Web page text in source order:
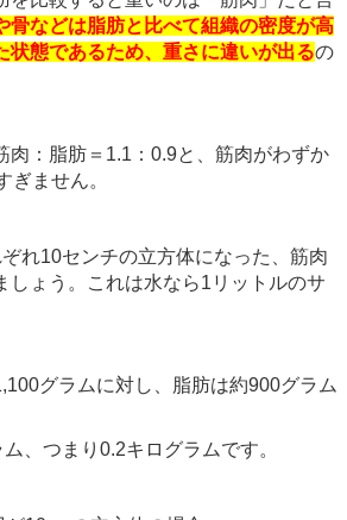
骨などは脂肪と比べて組織の密度が高
状態であるため、重さに違いが出るの
肉：脂肪＝1.1：0.9と、筋肉がわずか
ぎません。
れ10センチの立方体になった、筋肉
しょう。これは水なら1リットルのサ
グラムに対し、脂肪は約900グラム
、つまり0.2キログラムです。